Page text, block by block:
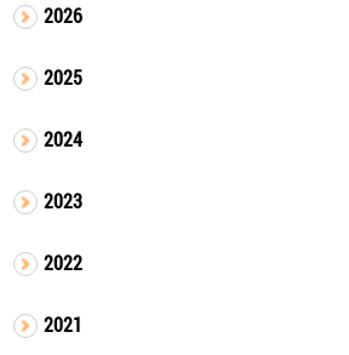
2026
2025
2024
2023
2022
2021